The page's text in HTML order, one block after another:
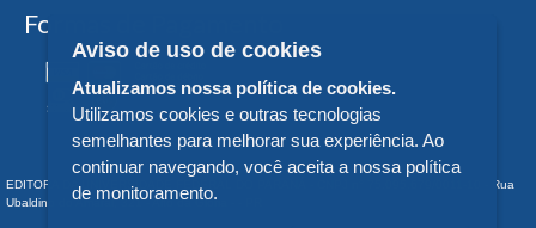
Formas de Pagamento
EDITORA DA UNIVERSIDADE FEDERAL DO PARANÁ - CNPJ n° 75.095.679/0011-10 - Rua
Ubaldino do Amaral, 321 - Alto da Glória - - PR
Aviso de uso de cookies
Atualizamos nossa política de cookies.
Utilizamos cookies e outras tecnologias
semelhantes para melhorar sua experiência. Ao
continuar navegando, você aceita a nossa política
de monitoramento.